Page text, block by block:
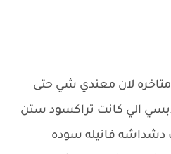
لان معندي شي حتى
الي كانت تراكسود ستن
دشداشه فانيله سوده